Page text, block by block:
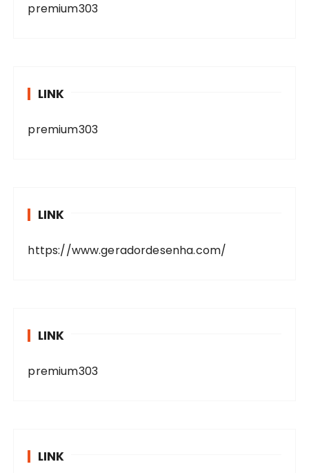
premium303
LINK
premium303
LINK
https://www.geradordesenha.com/
LINK
premium303
LINK